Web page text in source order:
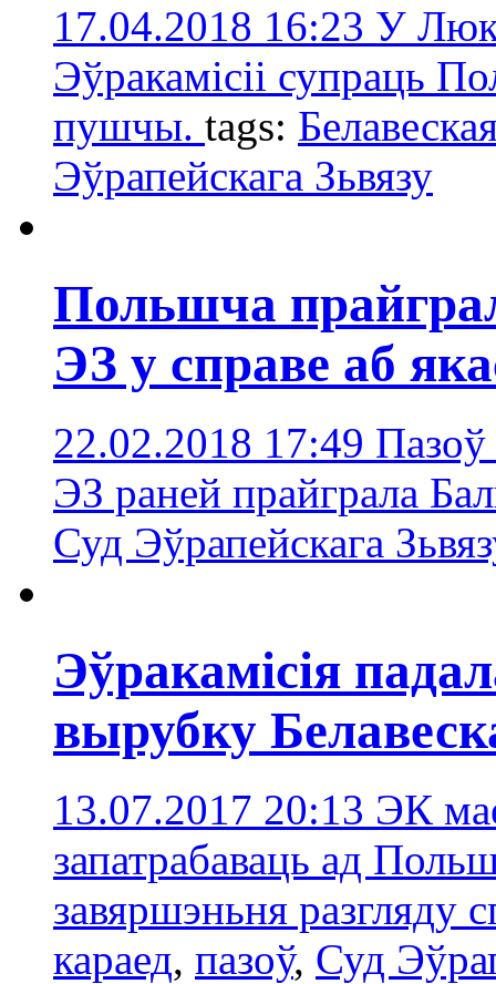
17.04.2018 16:23 У
Эўракамісіі супраць
пушчы. tags:
Эўрапейскага Зьвязу
Польшча
ЭЗ у справе аб
22.02.2018 17:49 Пазоў
ЭЗ раней прайграла
Суд Эўрапейскага
Эўракамісія
вырубку
13.07.2017 20:13 ЭК
запатрабаваць ад
завяршэньня разгляду
караед, пазоў, Суд